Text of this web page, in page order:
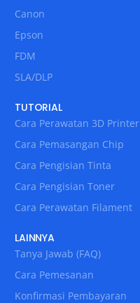
Canon
Epson
FDM
SLA/DLP
TUTORIAL
Cara Perawatan 3D Printer
Cara Pemasangan Chip
Cara Pengisian Tinta
Cara Pengisian Toner
Cara Perawatan Filament
LAINNYA
Tanya Jawab (FAQ)
Cara Pemesanan
Konfirmasi Pembayaran